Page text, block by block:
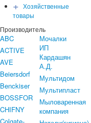
+ Хозяйственные
товары
Производитель
ABC
ACTIVE
AVE
Beiersdorf
Benckiser
BOSSFOR
CHIFNY
Мочалки
ИП
Кардашян
А.Д.
Мультидом
Мультипласт
Мыловаренная
компания